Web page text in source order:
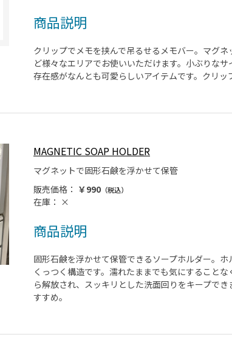
商品説明
クリップでメモを挟んで吊るせるメモバー。マグ
ど様々なエリアでお使いいただけます。小ぶりな
存在感がなんとも可愛らしいアイテムです。クリッ
MAGNETIC SOAP HOLDER
マグネットで固形石鹸を浮かせて保管
販売価格： ￥990 （税込）
在庫： ×
商品説明
固形石鹸を浮かせて保管できるソープホルダー。
くっつく構造です。濡れたままでも気にすること
ら解放され、スッキリとした洗面回りをキープで
すすめ。